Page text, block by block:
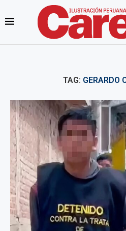
TAG: GERARDO